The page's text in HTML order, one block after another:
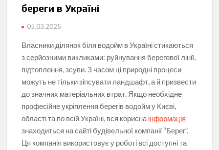
береги в Україні
05.03.2025
Власники ділянок біля водойм в Україні стикаються
з серйозними викликами: руйнування берегової лінії,
підтоплення, зсуви. З часом ці природні процеси
можуть не тільки зіпсувати ландшафт, а й призвести
до значних матеріальних втрат. Якщо необхідне
професійне укріплення берегів водойм у Києві,
області та по всій Україні, вся корисна інформація
знаходиться на сайті будівельної компанії “Берег”.
Ця компанія використовує у роботі всі доступні та